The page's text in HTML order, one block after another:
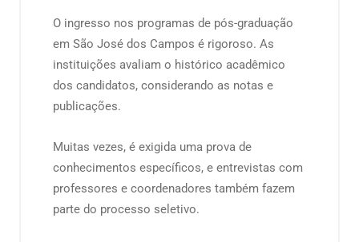
O ingresso nos programas de pós-graduação
em São José dos Campos é rigoroso. As
instituições avaliam o histórico acadêmico
dos candidatos, considerando as notas e
publicações.
Muitas vezes, é exigida uma prova de
conhecimentos específicos, e entrevistas com
professores e coordenadores também fazem
parte do processo seletivo.